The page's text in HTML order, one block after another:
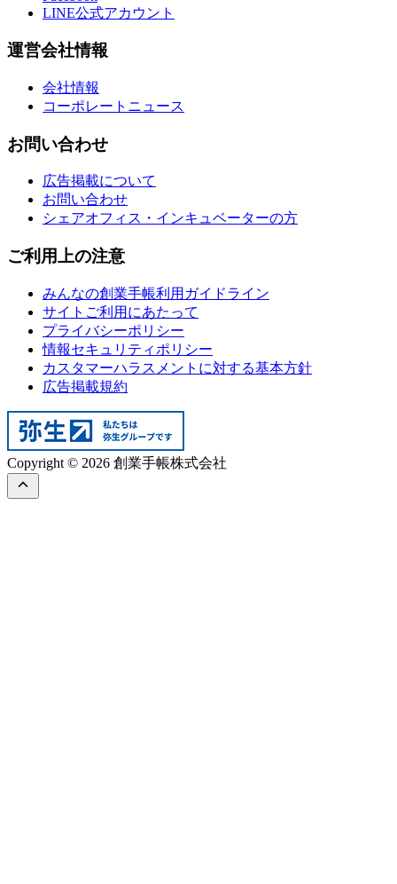
LINE公式アカウント
運営会社情報
会社情報
コーポレートニュース
お問い合わせ
広告掲載について
お問い合わせ
シェアオフィス・インキュベーターの方
ご利用上の注意
みんなの創業手帳利用ガイドライン
サイトご利用にあたって
プライバシーポリシー
情報セキュリティポリシー
カスタマーハラスメントに対する基本方針
広告掲載規約
Copyright © 2026 創業手帳株式会社